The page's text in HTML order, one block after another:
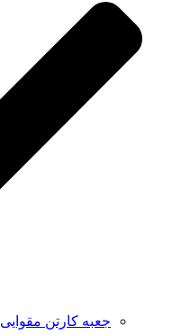
جعبه کارتن مقوایی